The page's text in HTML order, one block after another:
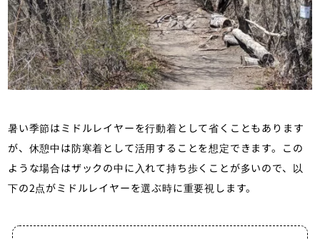
暑い季節はミドルレイヤーを行動着として省くこともあります
が、休憩中は防寒着として活用することを想定できます。この
ような場合はザックの中に入れて持ち歩くことが多いので、以
下の2点がミドルレイヤーを選ぶ時に重要視します。